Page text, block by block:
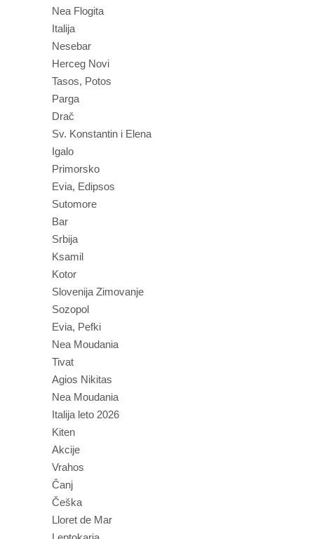
Nea Flogita
Italija
Nesebar
Herceg Novi
Tasos, Potos
Parga
Drač
Sv. Konstantin i Elena
Igalo
Primorsko
Evia, Edipsos
Sutomore
Bar
Srbija
Ksamil
Kotor
Slovenija Zimovanje
Sozopol
Evia, Pefki
Nea Moudania
Tivat
Agios Nikitas
Nea Moudania
Italija leto 2026
Kiten
Akcije
Vrahos
Čanj
Češka
Lloret de Mar